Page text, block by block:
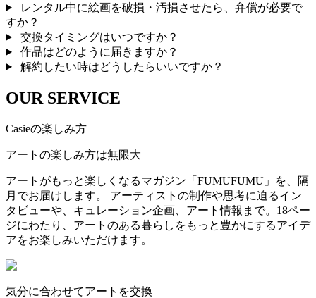
レンタル中に絵画を破損・汚損させたら、弁償が必要で
すか？
交換タイミングはいつですか？
作品はどのように届きますか？
解約したい時はどうしたらいいですか？
OUR SERVICE
Casieの楽しみ方
アートの楽しみ方は無限大
アートがもっと楽しくなるマガジン「FUMUFUMU」を、隔
月でお届けします。 アーティストの制作や思考に迫るイン
タビューや、キュレーション企画、アート情報まで。18ペー
ジにわたり、アートのある暮らしをもっと豊かにするアイデ
アをお楽しみいただけます。
気分に合わせてアートを交換